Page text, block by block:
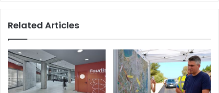
Related Articles